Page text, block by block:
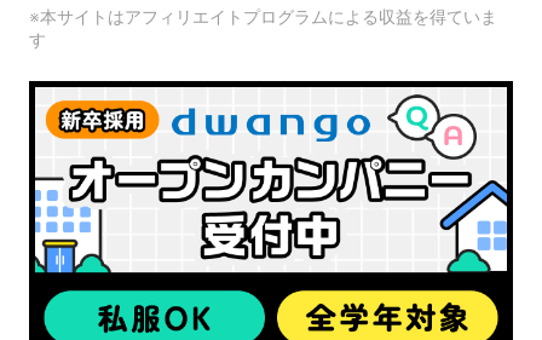
※本サイトはアフィリエイトプログラムによる収益を得ていま
す